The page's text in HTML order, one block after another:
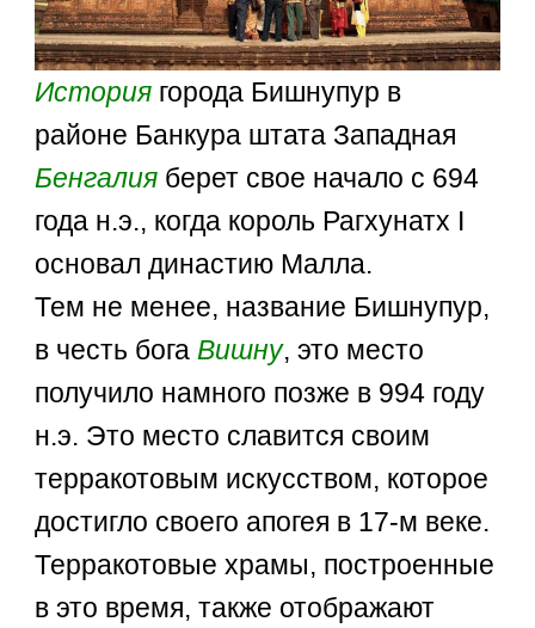
История города Бишнупур в
районе Банкура штата Западная
Бенгалия берет свое начало с 694
года н.э., когда король Рагхунатх I
основал династию Малла.
Тем не менее, название Бишнупур,
в честь богаВишну, это место
получило намного позже в 994 году
н.э. Это место славится своим
терракотовым искусством, которое
достигло своего апогея в 17-м веке.
Терракотовые храмы, построенные
в это время, также отображают